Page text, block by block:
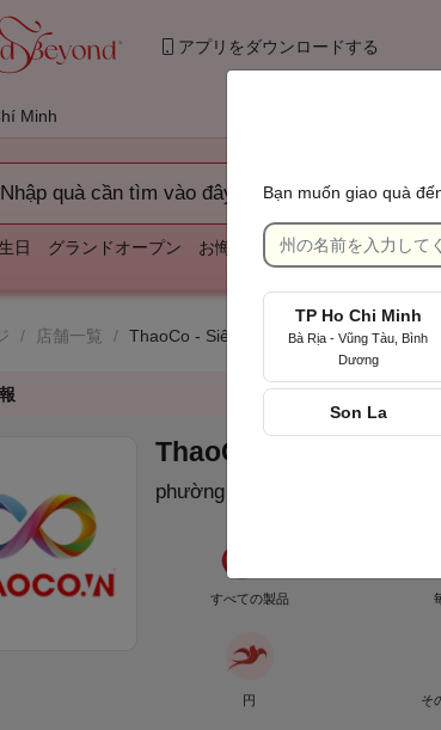
アプリをダウンロードする
Minh
Nhập quà cần tìm vào đây
日 グランドオープン お悔やみ 結婚記念日 初めて
/ 店舗一覧 / ThaoCo - Siêu Thị Quà Tặng
ThaoCo - Siêu Thị
phường Phú Thọ Hòa, TP Hồ
すべての製品
円 そ
Bạn muốn giao quà
TP Ho Chi Minh
Bà Rịa - Vũng Tàu, Bình
Dương
Son La